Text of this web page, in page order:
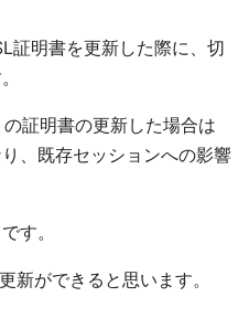
証明書を更新した際に、切
証明書の更新した場合は
、既存セッションへの影響
す。
新ができると思います。